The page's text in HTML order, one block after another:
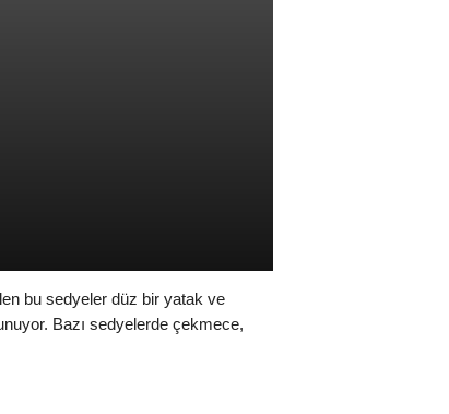
bu sedyeler düz bir yatak ve
Bazı sedyelerde çekmece,